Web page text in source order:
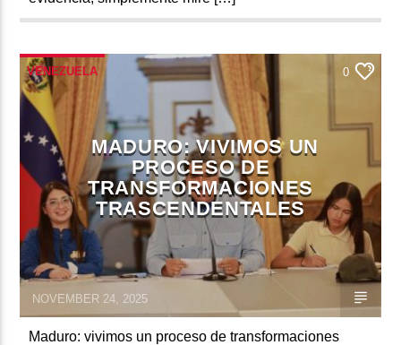
VENEZUELA 0
MADURO: VIVIMOS UN
PROCESO DE
TRANSFORMACIONES
TRASCENDENTALES
NOVEMBER 24, 2025
Maduro: vivimos un proceso de transformaciones